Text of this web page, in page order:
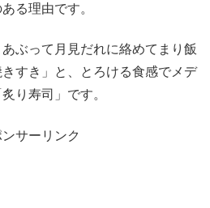
る理由です。
ぶって月見だれに絡めてまり飯
すき」と、とろける食感でメデ
り寿司」です。
ンサーリンク